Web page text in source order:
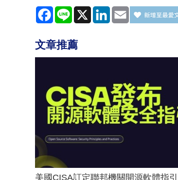
Facebook
Line X LinkedInEmail
文章推薦
美國CISA訂定聯邦機關開源軟體指